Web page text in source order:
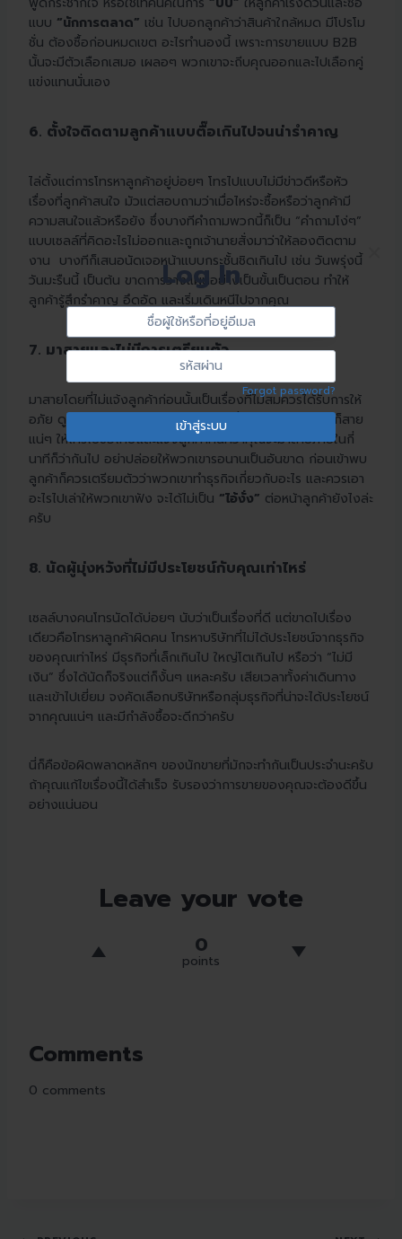
Log In
Sign
In
ผู้
ใช้
ที่
อยู่
ผ่าน
Forgot password?
แบบ “นักการตลาด” เช่น ไปบอกลูกค้าว่าสินค้าใกล้หมด มีโปรโม
ชั่น ต้องซื้อก่อนหมดเขต อะไรทำนองนี้ เพราะการขายแบบ B2B
นั้นจะมีตัวเลือกเสมอ เผลอๆ พวกเขาจะถีบคุณออกและไปเลือกคู่
แข่งแทนนั่นเอง
6. ตั้งใจติดตามลูกค้าแบบตื๊อเกินไปจนน่ารำคาญ
ไล่ตั้งแต่การโทรหาลูกค้าอยู่บ่อยๆ โทรไปแบบไม่มีข่าวดีหรือหัว
เรื่องที่ลูกค้าสนใจ มัวแต่สอบถามว่าเมื่อไหร่จะซื้อหรือว่าลูกค้ามี
ความสนใจแล้วหรือยัง ซึ่งบางทีคำถามพวกนี้ก็เป็น “คำถามโง่ๆ”
แบบเซลล์ที่คิดอะไรไม่ออกและถูกเจ้านายสั่งมาว่าให้ลองติดตาม
งาน บางทีก็เสนอนัดเจอหน้าแบบกระชั้นชิดเกินไป เช่น วันพรุ่งนี้
วันมะรืนนี้ เป็นต้น ขาดการวางแผนอย่างเป็นขั้นเป็นตอน ทำให้
ลูกค้ารู้สึกรำคาญ อึดอัด และเริ่มเดินหนีไปจากคุณ
7. มาสายและไม่มีการเตรียมตัว
มาสายโดยที่ไม่แจ้งลูกค้าก่อนนั้นเป็นเรื่องที่ไม่สมควรได้รับการให้
อภัย ดูไม่มีความเป็นมืออาชีพ อย่างแย่ที่สุดคือถ้ารู้ว่ายังไงก็สาย
แน่ๆ ให้โทรไปขอโทษและแจ้งลูกค้าทันทีว่าคุณจะมาสายภายในกี่
นาทีก็ว่ากันไป อย่าปล่อยให้พวกเขารอนานเป็นอันขาด ก่อนเข้าพบ
ลูกค้าก็ควรเตรียมตัวว่าพวกเขาทำธุรกิจเกี่ยวกับอะไร และควรเอา
อะไรไปเล่าให้พวกเขาฟัง จะได้ไม่เป็น “ไอ้งั่ง” ต่อหน้าลูกค้ายังไงล่ะ
ครับ
8. นัดผู้มุ่งหวังที่ไม่มีประโยชน์กับคุณเท่าไหร่
เซลล์บางคนโทรนัดได้บ่อยๆ นับว่าเป็นเรื่องที่ดี แต่ขาดไปเรื่อง
เดียวคือโทรหาลูกค้าผิดคน โทรหาบริษัทที่ไม่ได้ประโยชน์จากธุรกิจ
ของคุณเท่าไหร่ มีธุรกิจที่เล็กเกินไป ใหญ่โตเกินไป หรือว่า “ไม่มี
เงิน” ซึ่งได้นัดก็จริงแต่ก็งั้นๆ แหละครับ เสียเวลาทั้งค่าเดินทาง
และเข้าไปเยี่ยม จงคัดเลือกบริษัทหรือกลุ่มธุรกิจที่น่าจะได้ประโยชน์
จากคุณแน่ๆ และมีกำลังซื้อจะดีกว่าครับ
นี่ก็คือข้อผิดพลาดหลักๆ ของนักขายที่มักจะทำกันเป็นประจำนะครับ
ถ้าคุณแก้ไขเรื่องนี้ได้สำเร็จ รับรองว่าการขายของคุณจะต้องดีขึ้น
อย่างแน่นอน
Leave your vote
0
points
Comments
0 comments